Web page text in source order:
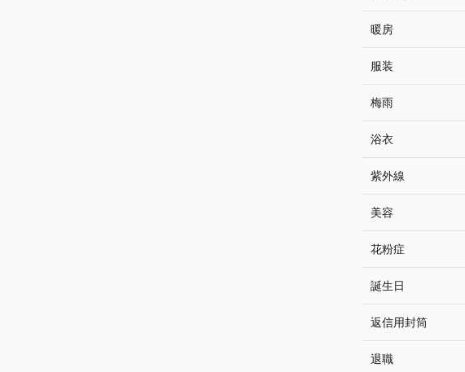
暖房
服装
梅雨
浴衣
紫外線
美容
花粉症
誕生日
返信用封筒
退職